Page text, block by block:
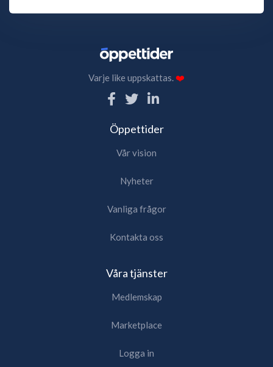
Varje like uppskattas.❤️
Öppettider
Vår vision
Nyheter
Vanliga frågor
Kontakta oss
Våra tjänster
Medlemskap
Marketplace
Logga in